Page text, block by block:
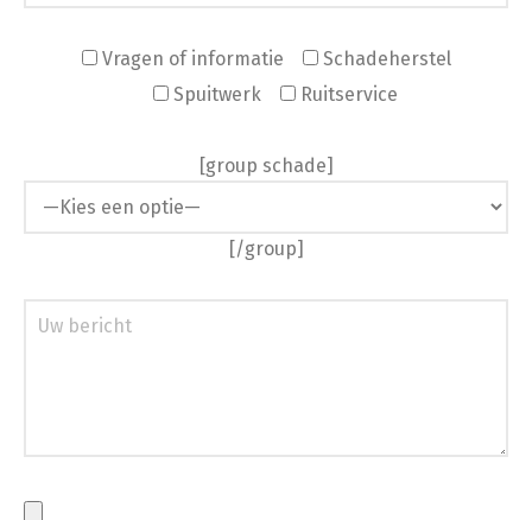
Vragen of informatie
Schadeherstel
Spuitwerk
Ruitservice
[group schade]
[/group]